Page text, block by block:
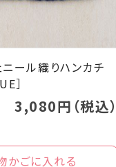
ニール織りハンカチ
］
3,080円（税込）
かごに入れる